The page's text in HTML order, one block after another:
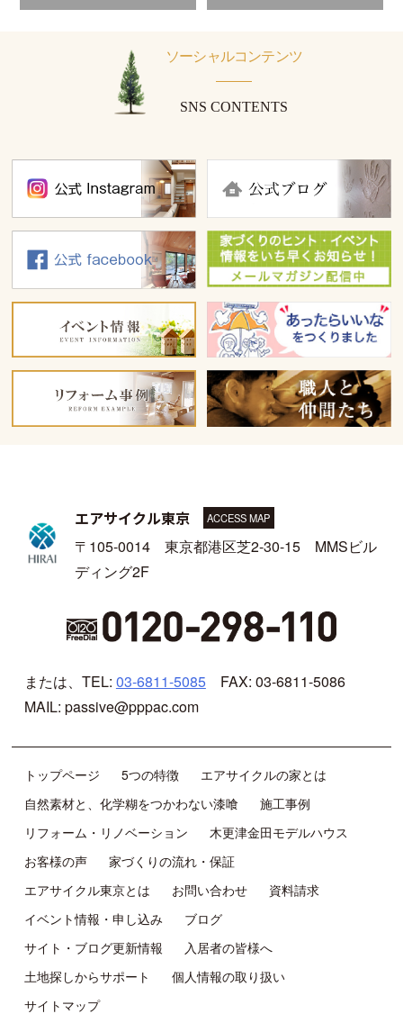
ソーシャルコンテンツ
SNS CONTENTS
エアサイクル東京 ACCESS MAP
〒105-0014 東京都港区芝2-30-15 MMSビル
ディング2F
または、TEL: 03-6811-5085
FAX: 03-6811-5086
MAIL: passive@pppac.com
トップページ 5つの特徴
エアサイクルの家とは
自然素材と、化学糊をつかわない漆喰
施工事例
リフォーム・リノベーション
木更津金田モデルハウス
お客様の声
家づくりの流れ・保証
エアサイクル東京とは
お問い合わせ
資料請求
イベント情報・申し込み
ブログ
サイト・ブログ更新情報
入居者の皆様へ
土地探しからサポート
個人情報の取り扱い
サイトマップ